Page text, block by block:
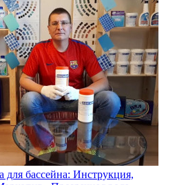
для бассейна: Инструкция,